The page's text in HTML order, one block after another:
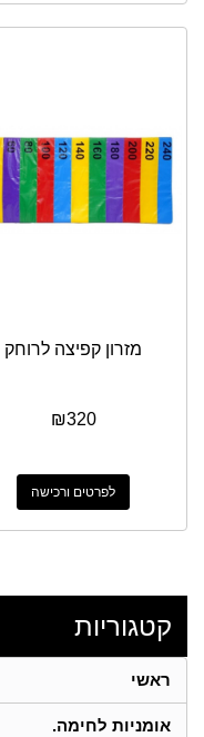
מזרון קפיצה לרוחק
₪320
לפרטים ורכישה
קטגוריות
ראשי
אומניות לחימה.